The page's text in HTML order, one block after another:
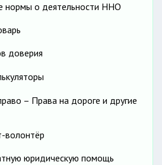
нормы о деятельности ННО
доверия
– Права на дороге и другие
волонтёр
юридическую помощь